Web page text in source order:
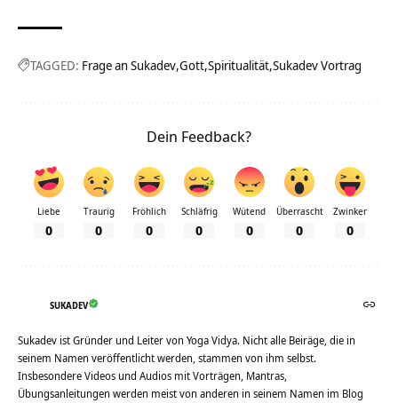
TAGGED: Frage an Sukadev Gott Spiritualität Sukadev Vortrag
Dein Feedback?
Liebe
0
Traurig
0
Fröhlich
0
Schläfrig
0
Wütend
0
Überrascht
0
Zwinker
0
SUKADEV
Sukadev ist Gründer und Leiter von Yoga Vidya. Nicht alle Beiräge, die in
seinem Namen veröffentlicht werden, stammen von ihm selbst.
Insbesondere Videos und Audios mit Vorträgen, Mantras,
Übungsanleitungen werden meist von anderen in seinem Namen im Blog